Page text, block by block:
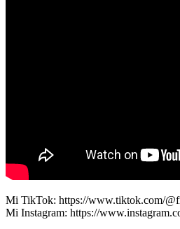
Mi TikTok: https://www.tiktok.com/
Mi Instagram: https://